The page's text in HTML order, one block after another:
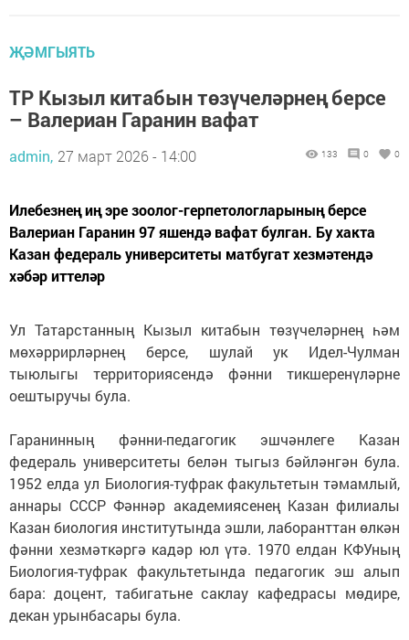
ҖӘМГЫЯТЬ
ТР Кызыл китабын төзүчеләрнең берсе
– Валериан Гаранин вафат
admin, 27 март 2026 - 14:00 133 0 0
Илебезнең иң эре зоолог-герпетологларының берсе
Валериан Гаранин 97 яшендә вафат булган. Бу хакта
Казан федераль университеты матбугат хезмәтендә
хәбәр иттеләр
Ул Татарстанның Кызыл китабын төзүчеләрнең һәм
мөхәррирләрнең берсе, шулай ук Идел-Чулман
тыюлыгы территориясендә фәнни тикшеренүләрне
оештыручы була.
Гаранинның фәнни-педагогик эшчәнлеге Казан
федераль университеты белән тыгыз бәйләнгән була.
1952 елда ул Биология-туфрак факультетын тәмамлый,
аннары СССР Фәннәр академиясенең Казан филиалы
Казан биология институтында эшли, лаборанттан өлкән
фәнни хезмәткәргә кадәр юл үтә. 1970 елдан КФУның
Биология-туфрак факультетында педагогик эш алып
бара: доцент, табигатьне саклау кафедрасы мөдире,
декан урынбасары була.